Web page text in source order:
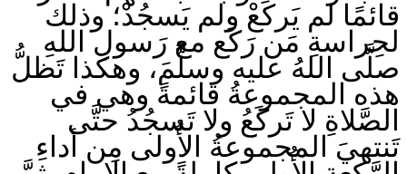
قائمًا لم يَركَعْ ولم يَسجُدْ؛ وذلك
لحِراسةِ مَن رَكَع مع رَسولِ اللهِ
صلَّى اللهُ عليه وسلَّمَ، وهكذا تَظلُّ
هذه المجموعةُ قائمةً وهي في
الصَّلاةِ لا تَركَعُ ولا تَسجُدُ حتَّى
تَنتهيَ المجموعةُ الأُولى مِن أداءِ